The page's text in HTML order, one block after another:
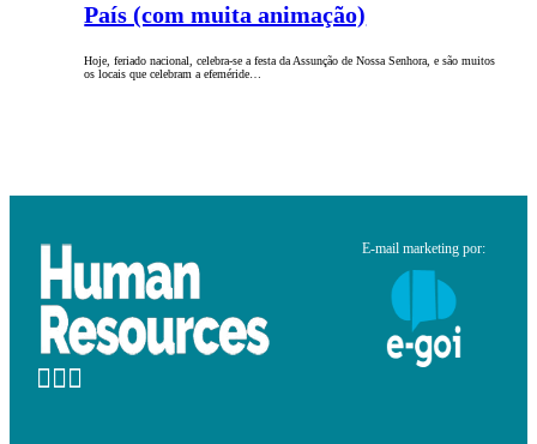
País (com muita animação)
Hoje, feriado nacional, celebra-se a festa da Assunção de Nossa Senhora, e são muitos
os locais que celebram a efeméride…
E-mail marketing por: